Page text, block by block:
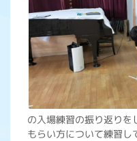
の入場練習の振り返りを
もらい方について練習し